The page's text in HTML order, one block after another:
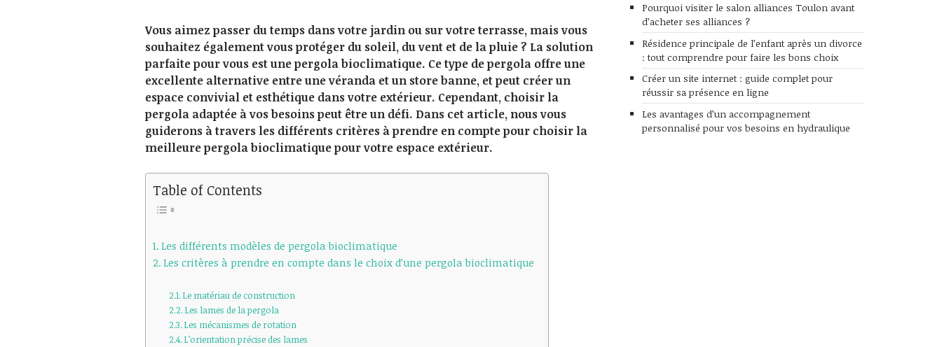
Vous aimez passer du temps dans votre jardin ou sur votre terrasse, mais vous
souhaitez également vous protéger du soleil, du vent et de la pluie ? La solution
parfaite pour vous est une pergola bioclimatique. Ce type de pergola offre une
excellente alternative entre une véranda et un store banne, et peut créer un
espace convivial et esthétique dans votre extérieur. Cependant, choisir la
pergola adaptée à vos besoins peut être un défi. Dans cet article, nous vous
guiderons à travers les différents critères à prendre en compte pour choisir la
meilleure pergola bioclimatique pour votre espace extérieur.
Table of Contents
Les différents modèles de pergola bioclimatique
Les critères à prendre en compte dans le choix d’une pergola bioclimatique
Le matériau de construction
Les lames de la pergola
Les mécanismes de rotation
L’orientation précise des lames
Pourquoi visiter le salon alliances Toulon avant
d’acheter ses alliances ?
Résidence principale de l’enfant après un divorce
: tout comprendre pour faire les bons choix
Créer un site internet : guide complet pour
réussir sa présence en ligne
Les avantages d’un accompagnement
personnalisé pour vos besoins en hydraulique